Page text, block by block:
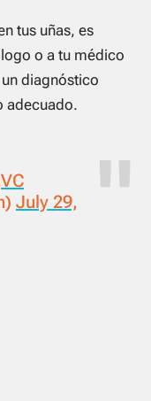
tus uñas, es
o a tu médico
diagnóstico
adecuado.
July 29,